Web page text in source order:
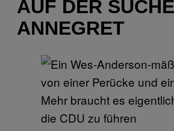
AUF DER
ANNEGRET
Mehr braucht es
die CDU zu führen